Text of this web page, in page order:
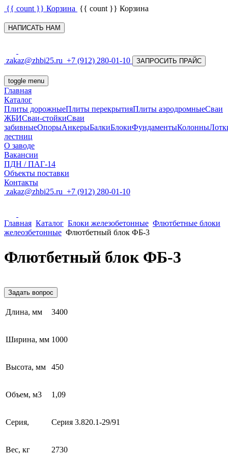
{{ count }} Корзина {{ count }} Корзина
НАПИСАТЬ НАМ
zakaz@zhbi25.ru +7 (912) 280-01-10 ЗАПРОСИТЬ ПРАЙС
toggle menu
Главная
Каталог
Плиты дорожныеПлиты перекрытияПлиты аэродромныеСваи
ЖБИСваи-стойкиСваи
забивныеОпорыАнкерыБалкиБлокиФундаментыКолонны
лестниц
О заводе
Вакансии
ПДН / ПАГ-14
Объекты поставки
Контакты
zakaz@zhbi25.ru +7 (912) 280-01-10
Главная Каталог Блоки железобетонные Флютбетные блоки
желеозбетонные Флютбетный блок ФБ-3
Флютбетный блок ФБ-3
Задать вопрос
Длина, мм 3400
Ширина, мм 1000
Высота, мм 450
Объем, м3 1,09
Серия, Серия 3.820.1-29/91
Вес, кг 2730